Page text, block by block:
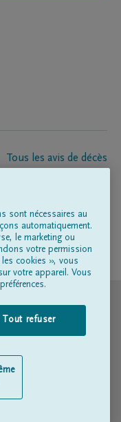
Tous les avis de décès
pompes funèbres
privée
sont nécessaires au
automatiquement.
le marketing ou
votre permission
cookies », vous
votre appareil. Vous
Tout refuser